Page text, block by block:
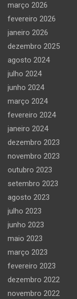
março 2026
fevereiro 2026
janeiro 2026
dezembro 2025
agosto 2024
julho 2024
junho 2024
março 2024
fevereiro 2024
janeiro 2024
dezembro 2023
novembro 2023
outubro 2023
setembro 2023
agosto 2023
julho 2023
junho 2023
maio 2023
março 2023
fevereiro 2023
dezembro 2022
novembro 2022